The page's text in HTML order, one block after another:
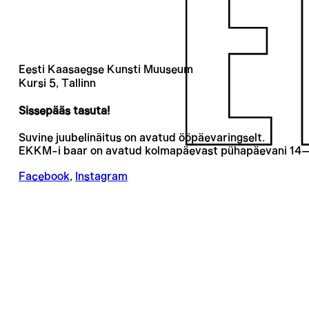
Eesti Kaasaegse Kunsti Muuseum
Kursi 5, Tallinn
Sissepääs tasuta!
Suvine juubelinäitus on avatud ööpäevaringselt.
EKKM-i baar on avatud kolmapäevast pühapäevani
Facebook, Instagram